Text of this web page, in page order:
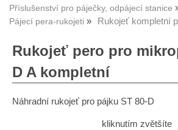
Příslušenství pro páječky, odpájecí stanice
Pájecí pera-rukojeti
Rukojeť kompletní
Rukojeť pero pro
D A kompletní
Náhradní rukojeť pro pájku ST 80-D
kliknutím zvětšíte